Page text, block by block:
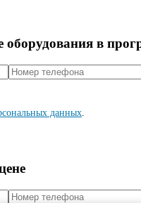
в
данных.